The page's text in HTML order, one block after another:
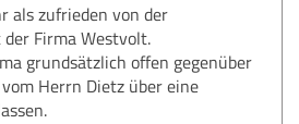
als zufrieden von der
Firma Westvolt.
grundsätzlich offen gegenüber
Herrn Dietz über eine